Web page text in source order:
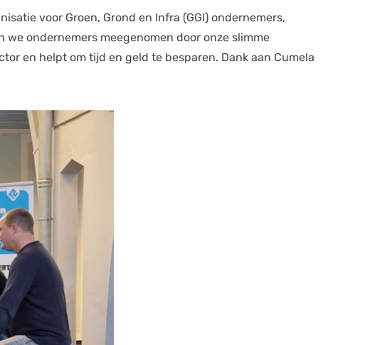
voor Groen, Grond en Infra (GGI) ondernemers,
ondernemers meegenomen door onze slimme
en helpt om tijd en geld te besparen. Dank aan Cumela